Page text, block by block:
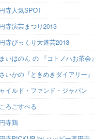
寺人気SPOT
寺演芸まつり2013
寺びっくり大道芸2013
いはのん の 『コトノハお茶会』
いかの『ときめきダイアリー』
イルド・ファンド・ジャパン
ろごすぺる
寺鶏